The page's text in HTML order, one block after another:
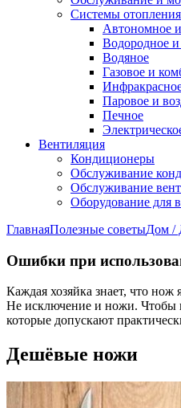
Системы отопления
Автономное
Водородное
Водяное
Газовое и
Паровое и
Печное
Вентиляция
Кондиционеры
Обслуживание
Обслуживание
Оборудование для
ГлавнаяПолезные советыДом /
Ошибки при
Каждая хозяйка знает, что
Не исключение и ножи. Чтобы
которые допускают
Дешёвые ножи